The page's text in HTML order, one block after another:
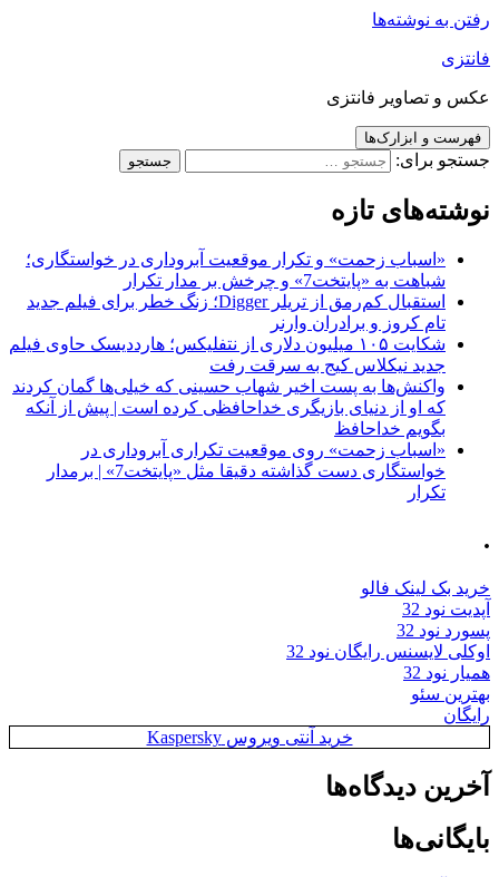
رفتن به نوشته‌ها
فانتزی
عکس و تصاویر فانتزی
فهرست و ابزارک‌ها
جستجو برای:
نوشته‌های تازه
«اسباب زحمت» و تکرار موقعیت آبروداری در خواستگاری؛
شباهت به «پایتخت7» و چرخش بر مدار تکرار
استقبال کم‌رمق از تریلر Digger؛ زنگ خطر برای فیلم جدید
تام کروز و برادران وارنر
شکایت ۱۰۵ میلیون دلاری از نتفلیکس؛ هارددیسک حاوی فیلم
جدید نیکلاس کیج به سرقت رفت
واکنش‌ها به پست اخیر شهاب حسینی که خیلی‌ها گمان کردند
که او از دنیای بازیگری خداحافظی کرده است | پیش از آنکه
بگویم خداحافظ
«اسباب زحمت» روی موقعیت تکراری آبروداری در
خواستگاری دست گذاشته دقیقا مثل «پایتخت7» | برمدار
تکرار
.
خرید بک لینک فالو
آپدیت نود 32
پسورد نود 32
اوکلی لایسنس رایگان نود 32
همیار نود 32
بهترین سئو
رایگان
خرید آنتی ویروس Kaspersky
آخرین دیدگاه‌ها
بایگانی‌ها